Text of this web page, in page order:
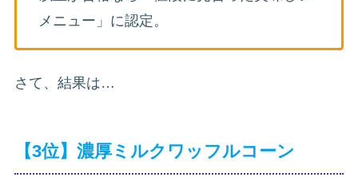
メニュー」に認定。
さて、結果は…
【3位】濃厚ミルクワッフルコーン